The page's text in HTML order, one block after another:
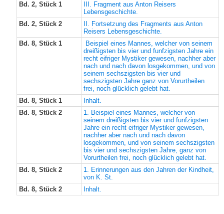
Bd. 2, Stück 1
III. Fragment aus Anton Reisers
Lebensgeschichte.
Bd. 2, Stück 2
II. Fortsetzung des Fragments aus Anton
Reisers Lebensgeschichte.
Bd. 8, Stück 1
Beispiel eines Mannes, welcher von seinem
dreißigsten bis vier und funfzigsten Jahre ein
recht eifriger Mystiker gewesen, nachher aber
nach und nach davon losgekommen, und von
seinem sechszigsten bis vier und
sechszigsten Jahre ganz von Vorurtheilen
frei, noch glücklich gelebt hat.
Bd. 8, Stück 1
Inhalt.
Bd. 8, Stück 2
1. Beispiel eines Mannes, welcher von
seinem dreißigsten bis vier und funfzigsten
Jahre ein recht eifriger Mystiker gewesen,
nachher aber nach und nach davon
losgekommen, und von seinem sechszigsten
bis vier und sechszigsten Jahre, ganz von
Vorurtheilen frei, noch glücklich gelebt hat.
Bd. 8, Stück 2
1. Erinnerungen aus den Jahren der Kindheit,
von K. St.
Bd. 8, Stück 2
Inhalt.